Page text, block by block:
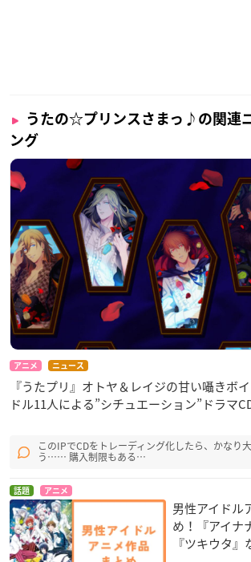
うたの☆プリンスさまっ♪の関連
ング
アニメ ニュース
『うたプリ』オトヤ＆レイジの甘い囁きボ
ドル11人による”シチュエーション”ドラマ
このIPでCDをトレーディング化したら、かなり
う…… 購入制限もある…
話題 アニメ
男性アイドル
め！『アイナ
『ツキウタ